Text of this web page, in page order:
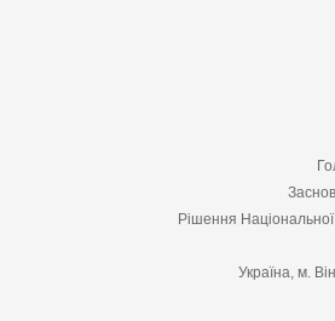
Рішення
Україна, м.